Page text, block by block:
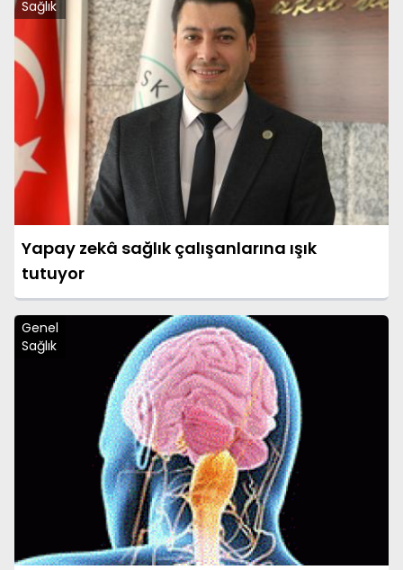
Sağlık
Yapay zekâ sağlık çalışanlarına ışık
tutuyor
Genel
Sağlık